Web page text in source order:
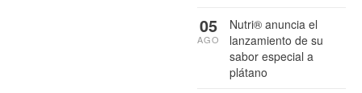
Nutri® anuncia el
lanzamiento de su
sabor especial a
plátano
05
AGO